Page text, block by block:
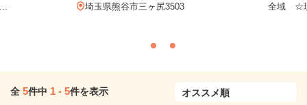
埼玉県熊谷市三ヶ尻3503
全域 ☆
全 5件中 1 - 5件を表示